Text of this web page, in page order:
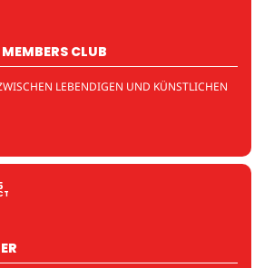
CLUB
LEBENDIGEN UND KÜNSTLICHEN